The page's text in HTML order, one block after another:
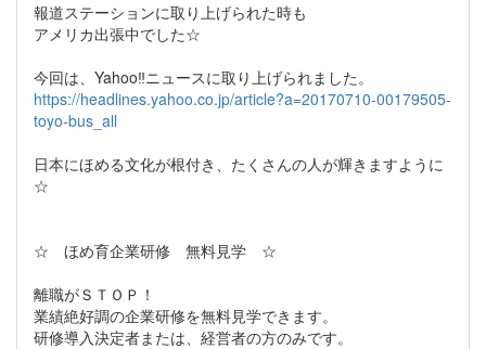
報道ステーションに取り上げられた時も
アメリカ出張中でした☆
今回は、Yahoo‼ニュースに取り上げられました。
https://headlines.yahoo.co.jp/article?a=20170710-00179505-
toyo-bus_all
日本にほめる文化が根付き、たくさんの人が輝きますように
☆
☆ ほめ育企業研修 無料見学 ☆
離職がＳＴＯＰ！
業績絶好調の企業研修を無料見学できます。
研修導入決定者または、経営者の方のみです。